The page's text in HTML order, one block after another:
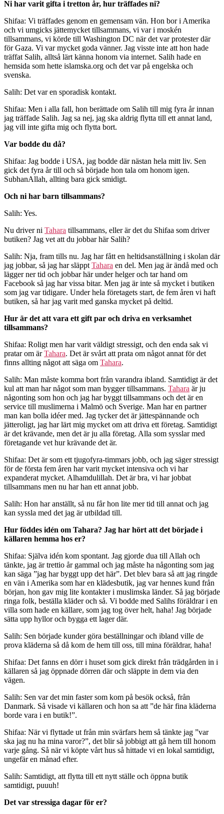
Ni har varit gifta i tretton år, hur träffades ni?
Shifaa: Vi träffades genom en gemensam vän. Hon bor i Amerika
och vi umgicks jättemycket tillsammans, vi var i moskén
tillsammans, vi körde till Washington DC när det var protester där
för Gaza. Vi var mycket goda vänner. Jag visste inte att hon hade
träffat Salih, alltså lärt känna honom via internet. Salih hade en
hemsida som hette islamska.org och det var på engelska och
svenska.
Salih: Det var en sporadisk kontakt.
Shifaa: Men i alla fall, hon berättade om Salih till mig fyra år innan
jag träffade Salih. Jag sa nej, jag ska aldrig flytta till ett annat land,
jag vill inte gifta mig och flytta bort.
Var bodde du då?
Shifaa: Jag bodde i USA, jag bodde där nästan hela mitt liv. Sen
gick det fyra år till och så började hon tala om honom igen.
SubhanAllah, allting bara gick smidigt.
Och ni har barn tillsammans?
Salih: Yes.
Nu driver ni Tahara tillsammans, eller är det du Shifaa som driver
butiken? Jag vet att du jobbar här Salih?
Salih: Nja, fram tills nu. Jag har fått en heltidsanställning i skolan där
jag jobbar, så jag har släppt Tahara en del. Men jag är ändå med och
lägger ner tid och jobbar här under helger och tar hand om
Facebook så jag har vissa bitar. Men jag är inte så mycket i butiken
som jag var tidigare. Under hela företagets start, de fem åren vi haft
butiken, så har jag varit med ganska mycket på deltid.
Hur är det att vara ett gift par och driva en verksamhet
tillsammans?
Shifaa: Roligt men har varit väldigt stressigt, och den enda sak vi
pratar om ärTahara. Det är svårt att prata om något annat för det
finns allting något att säga om Tahara.
Salih: Man måste komma bort från varandra ibland. Samtidigt är det
kul att man har något som man bygger tillsammans. Tahara är ju
någonting som hon och jag har byggt tillsammans och det är en
service till muslimerna i Malmö och Sverige. Man har en partner
man kan bolla idéer med. Jag tycker det är jättespännande och
jätteroligt, jag har lärt mig mycket om att driva ett företag. Samtidigt
är det krävande, men det är ju alla företag. Alla som sysslar med
företagande vet hur krävande det är.
Shifaa: Det är som ett tjugofyra-timmars jobb, och jag säger stressigt
för de första fem åren har varit mycket intensiva och vi har
expanderat mycket. Alhamdulillah. Det är bra, vi har jobbat
tillsammans men nu har han ett annat jobb.
Salih: Hon har anställt, så nu får hon lite mer tid till annat och jag
kan syssla med det jag är utbildad till.
Hur föddes idén om Tahara? Jag har hört att det började i
källaren hemma hos er?
Shifaa: Själva idén kom spontant. Jag gjorde dua till Allah och
tänkte, jag är trettio år gammal och jag måste ha någonting som jag
kan säga ”jag har byggt upp det här”. Det blev bara så att jag ringde
en vän i Amerika som har en klädesbutik, jag var hennes kund från
början, hon gav mig lite kontakter i muslimska länder. Så jag började
ringa folk, beställa kläder och så. Vi bodde med Salihs föräldrar i en
villa som hade en källare, som jag tog över helt, haha! Jag började
sätta upp hyllor och bygga ett lager där.
Salih: Sen började kunder göra beställningar och ibland ville de
prova kläderna så då kom de hem till oss, till mina föräldrar, haha!
Shifaa: Det fanns en dörr i huset som gick direkt från trädgården in i
källaren så jag öppnade dörren där och släppte in dem via den
vägen.
Salih: Sen var det min faster som kom på besök också, från
Danmark. Så visade vi källaren och hon sa att ”de här fina kläderna
borde vara i en butik!”.
Shifaa: När vi flyttade ut från min svärfars hem så tänkte jag ”var
ska jag nu ha mina varor?”, det blir så jobbigt att gå hem till honom
varje gång. Så när vi köpte vårt hus så hittade vi en lokal samtidigt,
ungefär en månad efter.
Salih: Samtidigt, att flytta till ett nytt ställe och öppna butik
samtidigt, puuuh!
Det var stressiga dagar för er?